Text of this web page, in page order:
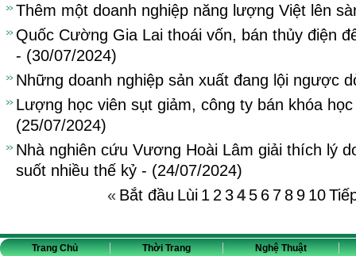
Thêm một doanh nghiệp năng lượng Việt lên
Quốc Cường Gia Lai thoái vốn, bán thủy điện
- (30/07/2024)
Những doanh nghiệp sản xuất đang lội ngược
Lượng học viên sụt giảm, công ty bán khóa
(25/07/2024)
Nhà nghiên cứu Vương Hoài Lâm giải thích lý
suốt nhiều thế kỷ - (24/07/2024)
« Bắt đầu Lùi 1 2 34 5 6 7 8 9 10
Trang Chủ Thời Trang Nghệ Thuật